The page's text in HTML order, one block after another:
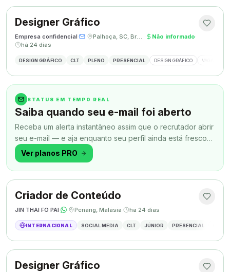
Designer Gráfico
Empresa confidencial· · Palhoça, SC, Brasil · Não informado·
há 24 dias
DESIGN GRÁFICO CLT PLENO PRESENCIAL DESIGN GRÁFICO VAGA
STATUS EM TEMPO REAL
Saiba quando seu e-mail foi aberto
Receba um alerta instantâneo assim que o recrutador abrir
seu e-mail — e aja enquanto seu perfil ainda está fresco
na memória.
Ver planos PRO
Criador de Conteúdo
JIN THAI FO PAI· · Penang, Malásia· há 24 dias
INTERNACIONAL SOCIAL MEDIA CLT JÚNIOR PRESENCIAL
Designer Gráfico